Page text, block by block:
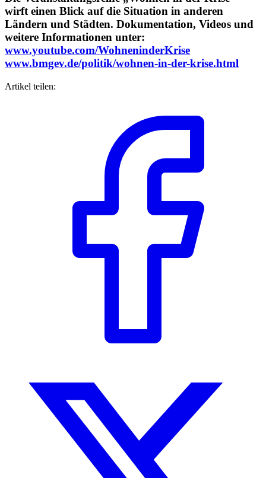
wirft einen Blick auf die Situation in anderen
Ländern und Städten. Dokumentation, Videos und
weitere Informationen unter:
www.youtube.com/WohneninderKrise
www.bmgev.de/politik/wohnen-in-der-krise.html
Artikel teilen: